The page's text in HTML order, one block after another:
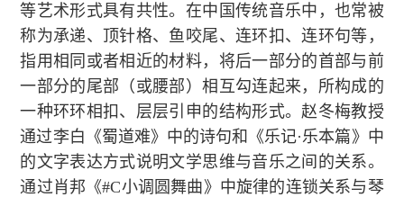
等艺术形式具有共性。在中国传统音乐中，也常被
称为承递、顶针格、鱼咬尾、连环扣、连环句等，
指用相同或者相近的材料，将后一部分的首部与前
一部分的尾部（或腰部）相互勾连起来，所构成的
一种环环相扣、层层引申的结构形式。赵冬梅教授
通过李白《蜀道难》中的诗句和《乐记·乐本篇》中
的文字表达方式说明文学思维与音乐之间的关系。
通过肖邦《#C小调圆舞曲》中旋律的连锁关系与琴